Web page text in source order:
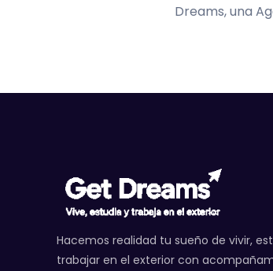
Dreams, una
Hacemos realidad tu sueño de vivir,
trabajar en el exterior con